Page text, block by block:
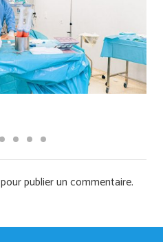
pour publier un commentaire.